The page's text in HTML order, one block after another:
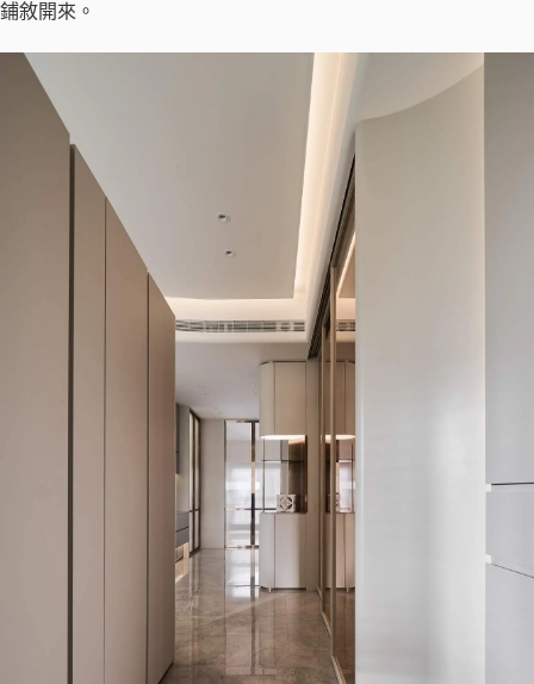
鋪敘開來。